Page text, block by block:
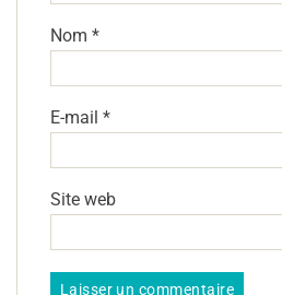
Nom *
E-mail *
Site web